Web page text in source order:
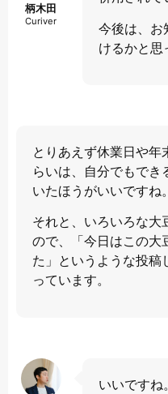
柄木田
Curiver
今後は、お
けるかと思
とりあえず休業日や年
らいは、自分でもでき
いたほうがいいですね。
それと、いろいろな大
ので、「今日はこの大
た」というような投稿
っています。
いいですね